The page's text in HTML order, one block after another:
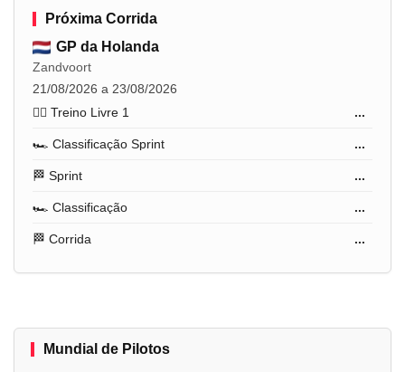
Próxima Corrida
GP da Holanda
Zandvoort
21/08/2026 a 23/08/2026
🏋️‍♂️ Treino Livre 1
...
🏎️ Classificação Sprint ...
🏁 Sprint ...
🏎️ Classificação ...
🏁 Corrida ...
Mundial de Pilotos